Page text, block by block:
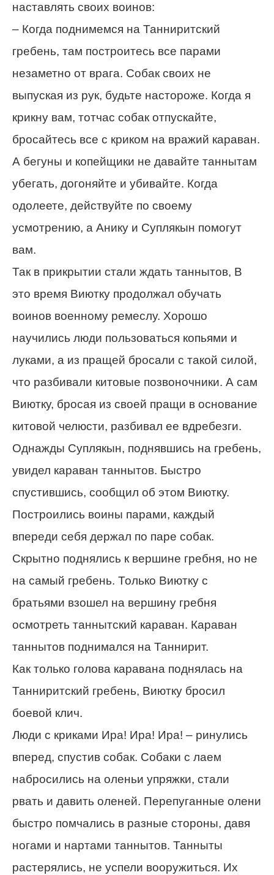
наставлять своих воинов:
– Когда поднимемся на Танниритский
гребень, там построитесь все парами
незаметно от врага. Собак своих не
выпуская из рук, будьте настороже. Когда я
крикну вам, тотчас собак отпускайте,
бросайтесь все с криком на вражий караван.
А бегуны и копейщики не давайте таннытам
убегать, догоняйте и убивайте. Когда
одолеете, действуйте по своему
усмотрению, а Анику и Суплякын помогут
вам.
Так в прикрытии стали ждать таннытов, В
это время Виютку продолжал обучать
воинов военному ремеслу. Хорошо
научились люди пользоваться копьями и
луками, а из пращей бросали с такой силой,
что разбивали китовые позвоночники. А сам
Виютку, бросая из своей пращи в основание
китовой челюсти, разбивал ее вдребезги.
Однажды Суплякын, поднявшись на гребень,
увидел караван таннытов. Быстро
спустившись, сообщил об этом Виютку.
Построились воины парами, каждый
впереди себя держал по паре собак.
Скрытно поднялись к вершине гребня, но не
на самый гребень. Только Виютку с
братьями взошел на вершину гребня
осмотреть таннытский караван. Караван
таннытов поднимался на Таннирит.
Как только голова каравана поднялась на
Танниритский гребень, Виютку бросил
боевой клич.
Люди с криками Ира! Ира! Ира! – ринулись
вперед, спустив собак. Собаки с лаем
набросились на оленьи упряжки, стали
рвать и давить оленей. Перепуганные олени
быстро помчались в разные стороны, давя
ногами и нартами таннытов. Танныты
растерялись, не успели вооружиться. Их